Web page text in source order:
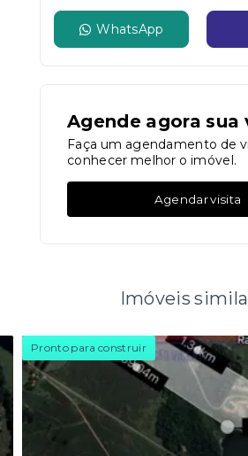
WhatsApp
Agende agora sua
Faça um agendamento de
conhecer melhor o imóvel.
Agendar visita
Imóveis
Pronto para construir